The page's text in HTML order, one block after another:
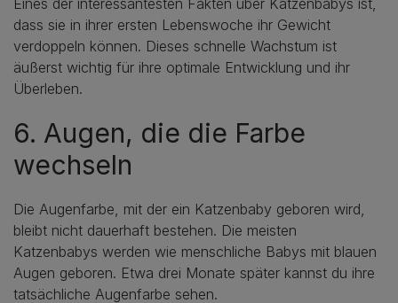
Eines der interessantesten Fakten über Katzenbabys ist,
dass sie in ihrer ersten Lebenswoche ihr Gewicht
verdoppeln können. Dieses schnelle Wachstum ist
äußerst wichtig für ihre optimale Entwicklung und ihr
Überleben.
6. Augen, die die Farbe
wechseln
Die Augenfarbe, mit der ein Katzenbaby geboren wird,
bleibt nicht dauerhaft bestehen. Die meisten
Katzenbabys werden wie menschliche Babys mit blauen
Augen geboren. Etwa drei Monate später kannst du ihre
tatsächliche Augenfarbe sehen.